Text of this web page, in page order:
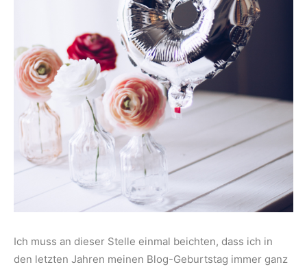
Ich muss an dieser Stelle einmal beichten, dass ich in
den letzten Jahren meinen Blog-Geburtstag immer ganz